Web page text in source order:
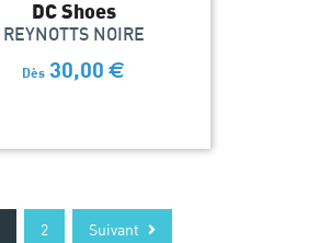
DC Shoes
REYNOTTS NOIRE
Dès 30,00 €
2 Suivant